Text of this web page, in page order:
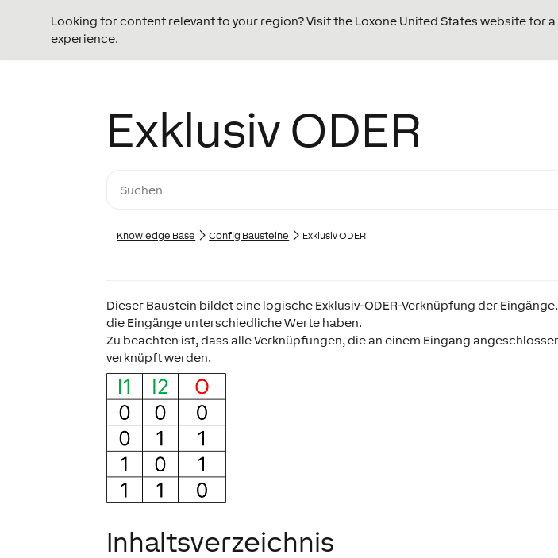
Looking for content relevant to your region? Visit the Loxone United States website for
experience.
Exklusiv ODER
Knowledge Base Config Bausteine Exklusiv ODER
Dieser Baustein bildet eine logische Exklusiv-ODER-Verknüpfung der
die Eingänge unterschiedliche Werte haben.
Zu beachten ist, dass alle Verknüpfungen, die an einem Eingang
verknüpft werden.
Inhaltsverzeichnis